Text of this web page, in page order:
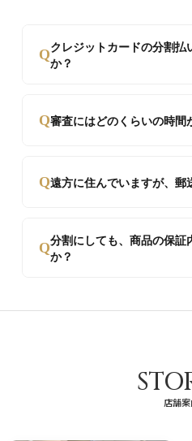
Qクレジットカードの分割払
か？
が、当店は最大60回まで
Q審査にはどのくらいの時間
届きます。お手続きもス
Q遠方に住んでいますが、郵
でご自宅まで発送いたし
受け取りも可能です。
Q分割にしても、商品の保証
か？
証・アフターサービスが
店舗